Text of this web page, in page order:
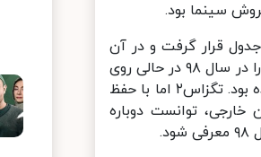
در رده چهارم جدول قرار گرفت و در آن
سال این هزارپا بود که پرمخاطب‌ترین شد اما اطیابی معطل نماند و تگزاس۲ را در سال ۹۸ در حالی روی
پرده آورد که به تازگی ترمز فروش و مخاطب میلیونی رحمان ۱۴۰۰ کشیده شده بود. تگزاس۲ اما با حفظ
توانست دوباره